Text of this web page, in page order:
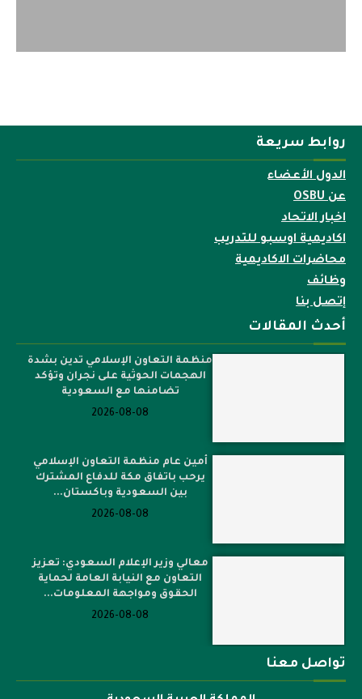
روابط سريعة
الدول الأعضاء
عن OSBU
اخبار الاتحاد
اكاديمية اوسبو للتدريب
محاضرات الاكاديمية
وظائف
إتصل بنا
أحدث المقالات
منظمة التعاون الإسلامي تدين بشدة
الهجمات الحوثية على نجران وتؤكد
تضامنها مع السعودية
2026-08-08
أمين عام منظمة التعاون الإسلامي
يرحب باتفاق مكة للدفاع المشترك
بين السعودية وباكستان...
2026-08-08
معالي وزير الإعلام السعودي: تعزيز
التعاون مع النيابة العامة لحماية
الحقوق ومواجهة المعلومات...
2026-08-08
تواصل معنا